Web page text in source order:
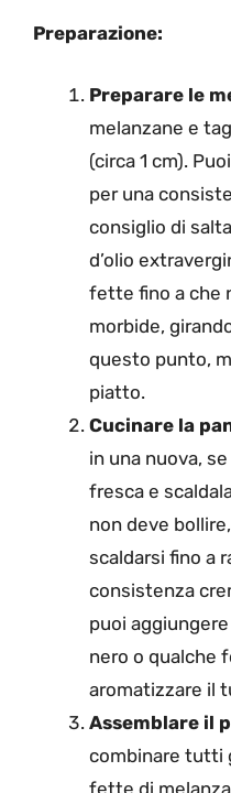
Preparazione:
Preparare le
melanzane e
(circa 1 cm).
per una
consiglio di
d’olio
fette fino a che
morbide,
questo punto,
piatto.
Cucinare la
in una nuova,
fresca e
non deve
scaldarsi fino a
consistenza
puoi
nero o qualche
aromatizzare il
Assemblare il
combinare tutti
fette di